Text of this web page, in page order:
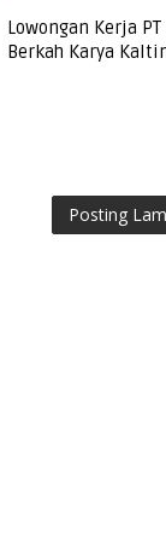
Lowongan Kerja PT
Berkah Karya
Posting